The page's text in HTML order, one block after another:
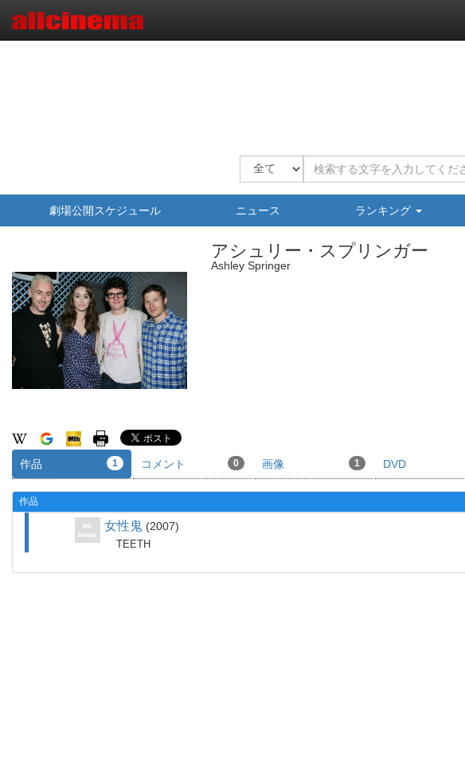
劇場公開スケジュール ニュース ランキング
アシュリー・スプリンガー
Ashley Springer
作品 1 コメント 0 画像 1 DVD
作品
女性鬼 2007
TEETH